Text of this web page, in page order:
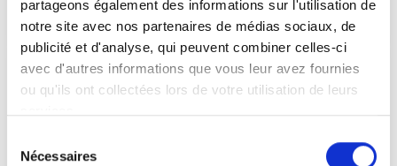
partageons également des informations sur l'utilisation de
notre site avec nos partenaires de médias sociaux, de
publicité et d'analyse, qui peuvent combiner celles-ci
avec d'autres informations que vous leur avez fournies
ou qu'ils ont collectées lors de votre utilisation de leurs
Nécessaires